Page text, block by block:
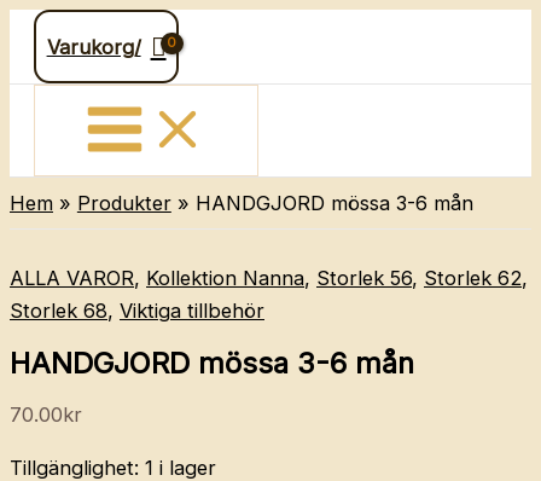
Hoppa
innehåll
Varukorg/
Hem Produkter HANDGJORD mössa 3-6 mån
ALLA VAROR, Kollektion Nanna, Storlek 56, Storlek 62,
Storlek 68, Viktiga tillbehör
HANDGJORD mössa 3-6 mån
70.00kr
Tillgänglighet: 1 i lager